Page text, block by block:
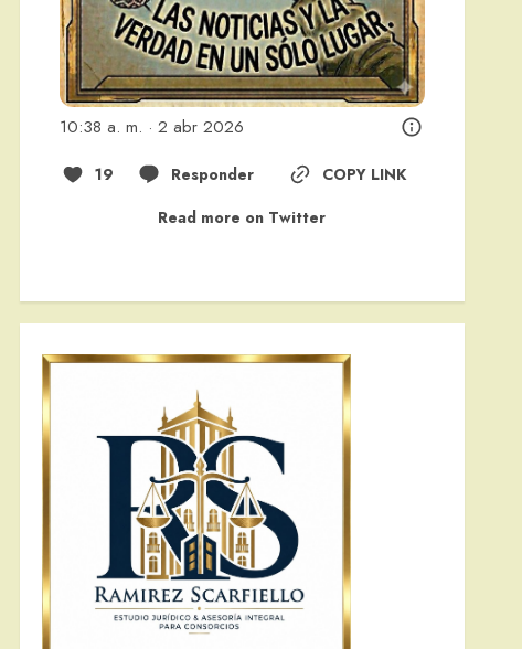
10:38 a. m. · 2 abr 2026
19 Responder
COPY LINK
Read more on Twitter